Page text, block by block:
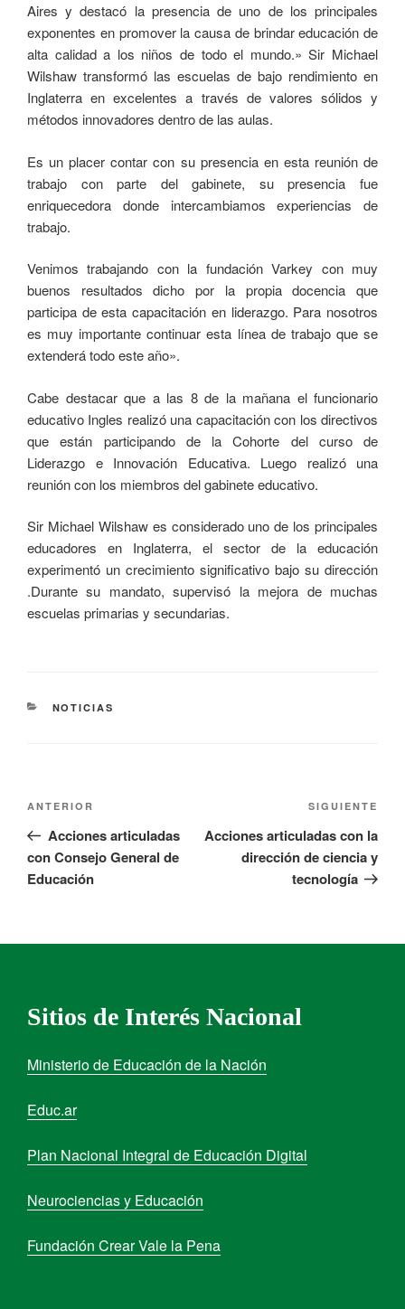
Aires y destacó la presencia de uno de los principales
exponentes en promover la causa de brindar educación de
alta calidad a los niños de todo el mundo.» Sir Michael
Wilshaw transformó las escuelas de bajo rendimiento en
Inglaterra en excelentes a través de valores sólidos y
métodos innovadores dentro de las aulas.
Es un placer contar con su presencia en esta reunión de
trabajo con parte del gabinete, su presencia fue
enriquecedora donde intercambiamos experiencias de
trabajo.
Venimos trabajando con la fundación Varkey con muy
buenos resultados dicho por la propia docencia que
participa de esta capacitación en liderazgo. Para nosotros
es muy importante continuar esta línea de trabajo que se
extenderá todo este año».
Cabe destacar que a las 8 de la mañana el funcionario
educativo Ingles realizó una capacitación con los directivos
que están participando de la Cohorte del curso de
Liderazgo e Innovación Educativa. Luego realizó una
reunión con los miembros del gabinete educativo.
Sir Michael Wilshaw es considerado uno de los principales
educadores en Inglaterra, el sector de la educación
experimentó un crecimiento significativo bajo su dirección
.Durante su mandato, supervisó la mejora de muchas
escuelas primarias y secundarias.
NOTICIAS
ANTERIOR
Acciones articuladas
con Consejo General de
Educación
SIGUIENTE
Acciones articuladas con la
dirección de ciencia y
tecnología
Sitios de Interés Nacional
Ministerio de Educación de la Nación
Educ.ar
Plan Nacional Integral de Educación Digital
Neurociencias y Educación
Fundación Crear Vale la Pena